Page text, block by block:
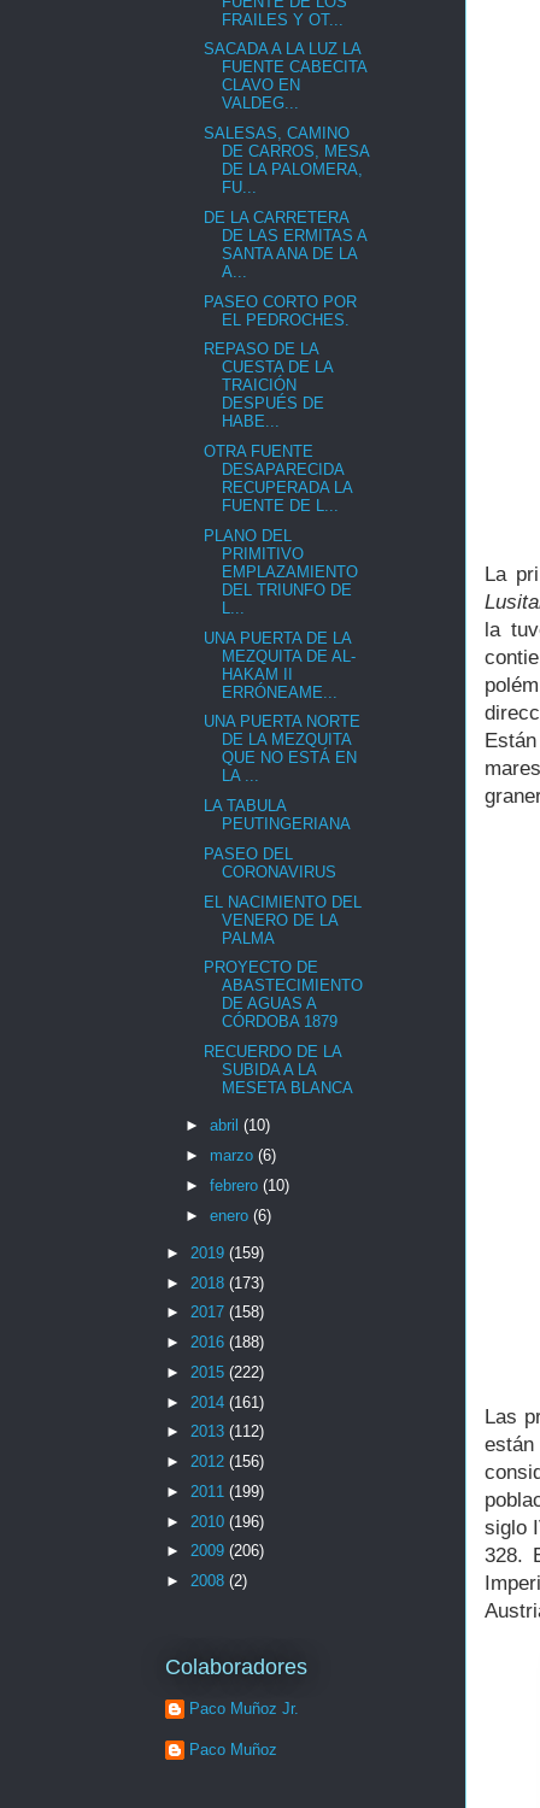
La
la
Las
siglo
328.
FRAILES Y OT...
SACADA A LA LUZ LA
FUENTE CABECITA
CLAVO EN
VALDEG...
SALESAS, CAMINO
DE CARROS, MESA
DE LA PALOMERA,
FU...
DE LA CARRETERA
DE LAS ERMITAS A
SANTA ANA DE LA
A...
PASEO CORTO POR
EL PEDROCHES.
REPASO DE LA
CUESTA DE LA
TRAICIÓN
DESPUÉS DE
HABE...
OTRA FUENTE
DESAPARECIDA
RECUPERADA LA
FUENTE DE L...
PLANO DEL
PRIMITIVO
EMPLAZAMIENTO
DEL TRIUNFO DE
UNA PUERTA DE LA
MEZQUITA DE AL-
HAKAM II
ERRÓNEAME...
UNA PUERTA NORTE
DE LA MEZQUITA
QUE NO ESTÁ EN
LA ...
LA TABULA
PEUTINGERIANA
PASEO DEL
CORONAVIRUS
EL NACIMIENTO DEL
VENERO DE LA
PALMA
PROYECTO DE
ABASTECIMIENTO
DE AGUAS A
CÓRDOBA 1879
RECUERDO DE LA
SUBIDA A LA
MESETA BLANCA
► abril (10)
► marzo (6)
► febrero (10)
► enero (6)
► 2019 (159)
► 2018 (173)
► 2017 (158)
► 2016 (188)
► 2015 (222)
► 2014 (161)
► 2013 (112)
► 2012 (156)
► 2011 (199)
► 2010 (196)
► 2009 (206)
► 2008 (2)
Colaboradores
Paco Muñoz Jr.
Paco Muñoz